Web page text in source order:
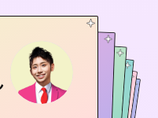
恵